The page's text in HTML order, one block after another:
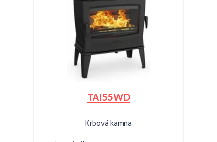
TAI55WD
Krbová kamna